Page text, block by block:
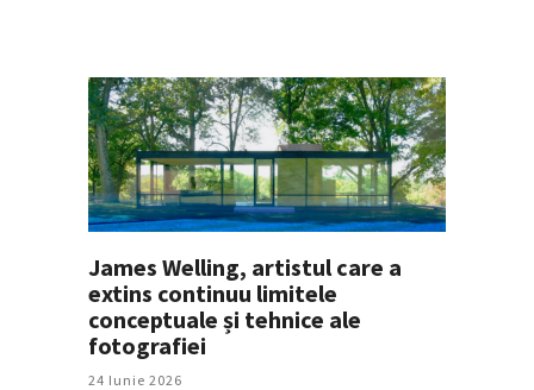
James Welling, artistul care a
extins continuu limitele
conceptuale și tehnice ale
fotografiei
24 Iunie 2026